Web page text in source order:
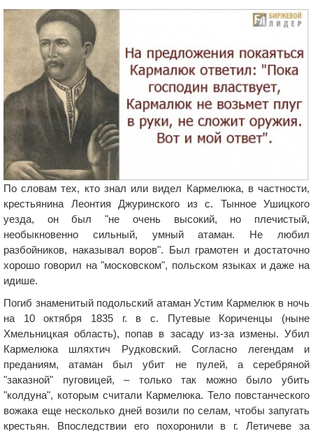
По словам тех, кто знал или видел Кармелюка, в частности,
крестьянина Леонтия Джуринского из с. Тынное Ушицкого
уезда, он был "не очень высокий, но плечистый,
необыкновенно сильный, умный атаман. Не любил
разбойников, наказывал воров". Был грамотен и достаточно
хорошо говорил на "московском", польском языках и даже на
идише.
Погиб знаменитый подольский атаман Устим Кармелюк в ночь
на 10 октября 1835 г. в с. Путевые Кориченцы (ныне
Хмельницкая область), попав в засаду из-за измены. Убил
Кармелюка шляхтич Рудковский. Согласно легендам и
преданиям, атаман был убит не пулей, а серебряной
"заказной" пуговицей, – только так можно было убить
"колдуна", которым считали Кармелюка. Тело повстанческого
вожака еще несколько дней возили по селам, чтобы запугать
крестьян. Впоследствии его похоронили в г. Летичеве за